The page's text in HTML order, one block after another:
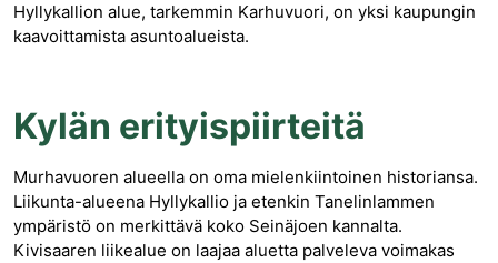
Hyllykallion alue, tarkemmin Karhuvuori, on yksi kaupungin
kaavoittamista asuntoalueista.
Kylän erityispiirteitä
Murhavuoren alueella on oma mielenkiintoinen historiansa.
Liikunta-alueena Hyllykallio ja etenkin Tanelinlammen
ympäristö on merkittävä koko Seinäjoen kannalta.
Kivisaaren liikealue on laajaa aluetta palveleva voimakas